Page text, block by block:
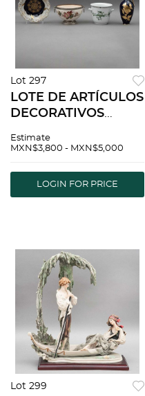
Lot 297
LOTE DE ARTÍCULOS
DECORATIVOS
Elaborados en
porcelana Diferentes
decoraciones Consta
Estimate
MXN$3,800 - MXN$5,000
LOGIN FOR PRICE
Lot 299